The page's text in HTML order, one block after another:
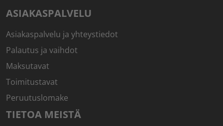
ASIAKASPALVELU
Asiakaspalvelu ja yhteystiedot
Palautus ja vaihdot
Maksutavat
Toimitustavat
Peruutuslomake
TIETOA MEISTÄ